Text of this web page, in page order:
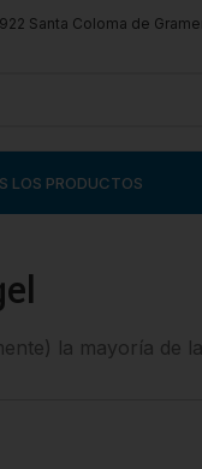
Santa Coloma de
LOS PRODUCTOS
la mayoría de